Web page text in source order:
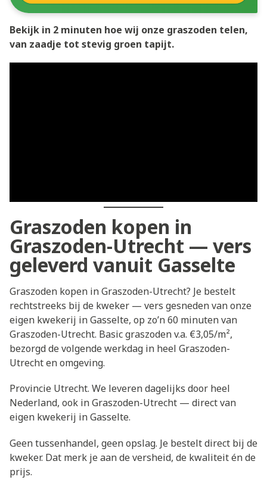
Bekijk in 2 minuten hoe wij onze graszoden telen,
van zaadje tot stevig groen tapijt.
Graszoden kopen in
Graszoden-Utrecht — vers
geleverd vanuit Gasselte
Graszoden kopen in Graszoden-Utrecht? Je bestelt
rechtstreeks bij de kweker — vers gesneden van onze
eigen kwekerij in Gasselte, op zo’n 60 minuten van
Graszoden-Utrecht. Basic graszoden v.a. €3,05/m²,
bezorgd de volgende werkdag in heel Graszoden-
Utrecht en omgeving.
Provincie Utrecht. We leveren dagelijks door heel
Nederland, ook in Graszoden-Utrecht — direct van
eigen kwekerij in Gasselte.
Geen tussenhandel, geen opslag. Je bestelt direct bij de
kweker. Dat merk je aan de versheid, de kwaliteit én de
prijs.